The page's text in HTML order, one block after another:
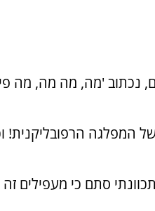
נכתוב 'מה, מה מה, מה
המפלגה הרפובליקנית!
סתם כי מעפילים